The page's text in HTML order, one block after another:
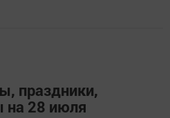
праздники,
на 28 июля